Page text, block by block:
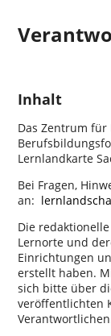
Inhalt
Das Zentrum
Lernlandkarte
Bei Fragen,
an:
Die
Lernorte und
Einrichtungen
erstellt haben.
sich bitte über
veröffentlichten